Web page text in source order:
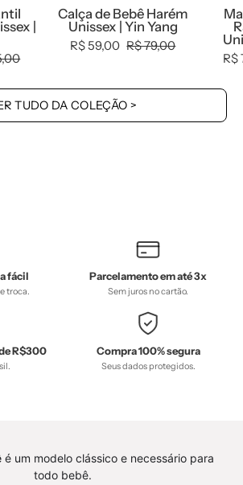
|
MiniMalista
Baby
b2b,
Baby,
Meia
Estação,
Menino,
tab-
tam-
calça-
harem-
estiloso
Calça de Bebê Harém
Unissex | Yin Yang
R$ 59,00 R$ 79,00
R$
TUDO DA COLEÇÃO >
fácil
troca.
Parcelamento em até 3x
Sem juros no cartão.
R$300 Compra 100% segura
Seus dados protegidos.
é um modelo clássico e necessário para
todo bebê.